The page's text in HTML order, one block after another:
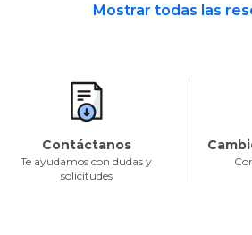
Mostrar todas las
Contáctanos
Te ayudamos con dudas y
solicitudes